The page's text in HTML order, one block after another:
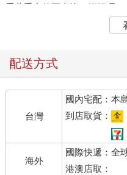
看著手中的五十塊，媽媽喔
早餐只給五十塊，是要餓死我
「基本上，是妳自己吃太多
「哪有啊，我正在成長期耶
「妳喔……」方琦然上下打量
奶和鐵板麵，「妳身高已經
「好過分，就算妳是大美女
上一跳，不過方大小姐俐落
健才沒摔倒。
「不能閃呀妳。」我抱怨。
「有胖牛撲過來，為什麼不
配送方式
台灣
國內宅配：本
到店取貨：
海外
國際快遞：全
港澳店取：